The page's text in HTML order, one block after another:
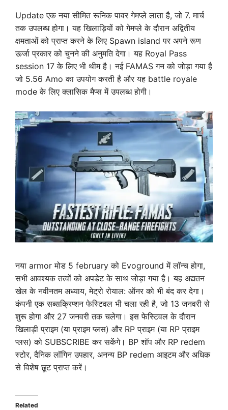
Update एक नया सीमित रूनिक पावर गेमप्ले लाता है, जो 7. मार्च
तक उपलब्ध होगा। यह खिलाड़ियों को गेमप्ले के दौरान अद्वितीय
क्षमताओं को प्राप्त करने के लिए Spawn island पर अपने रूण
ऊर्जा प्रकार को चुनने की अनुमति देगा। यह Royal Pass
session 17 के लिए भी थीम है। नई FAMAS गन को जोड़ा गया है
जो 5.56 Amo का उपयोग करती है और यह battle royale
mode के लिए क्लासिक मैप्स में उपलब्ध होगी।
नया armor मोड 5 february को Evoground में लॉन्च होगा,
सभी आवश्यक तत्वों को अपडेट के साथ जोड़ा गया है। यह अद्यतन
खेल के नवीनतम अध्याय, मेट्रो रोयाल: ऑनर को भी बंद कर देगा।
कंपनी एक सब्सक्रिप्शन फेस्टिवल भी चला रही है, जो 13 जनवरी से
शुरू होगा और 27 जनवरी तक चलेगा। इस फेस्टिवल के दौरान
खिलाड़ी प्राइम (या प्राइम प्लस) और RP प्राइम (या RP प्राइम
प्लस) को SUBSCRIBE कर सकेंगे। BP शॉप और RP redem
स्टोर, दैनिक लॉगिन उपहार, अनन्य BP redem आइटम और अधिक
से विशेष छूट प्राप्त करें।
Related